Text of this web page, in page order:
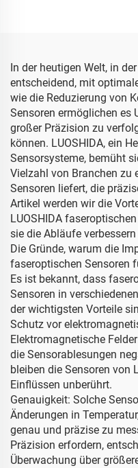
In der heutigen Welt, in
entscheidend, mit
wie die Reduzierung von
Sensoren ermöglichen es
großer Präzision zu
können. LUOSHIDA, ein
Sensorsysteme, bemüht
Vielzahl von Branchen zu
Sensoren liefert, die
Artikel werden wir die
LUOSHIDA
sie die Abläufe
Die Gründe, warum die
faseroptischen Sensoren
Es ist bekannt, dass
Sensoren in
der wichtigsten Vorteile
Schutz vor
Elektromagnetische
die Sensorablesungen
bleiben die Sensoren von
Einflüssen unberührt.
Genauigkeit: Solche
Änderungen in
genau und präzise zu
Präzision erfordern,
Überwachung über